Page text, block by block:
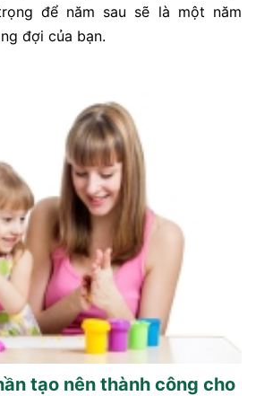
để năm sau sẽ là một năm
đợi của bạn.
tạo nên thành công cho